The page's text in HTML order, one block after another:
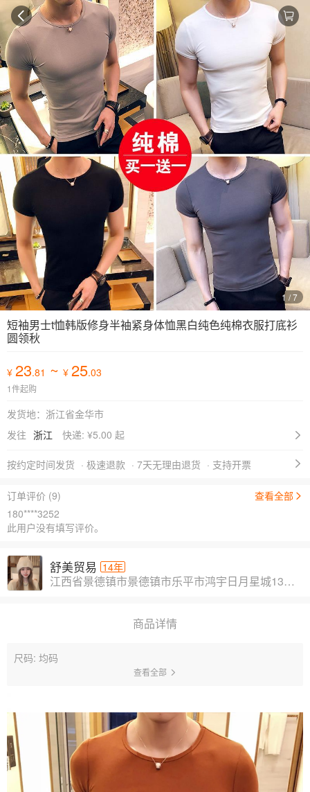
1 / 7
短袖男士t恤韩版修身半袖紧身体恤黑白纯色纯棉衣服打底衫
圆领秋
¥ 23.81 ~ ¥ 25.03
1件起购
发货地：浙江省金华市
发往 浙江 快递: ¥5.00 起
按约定时间发货 · 极速退款 · 7天无理由退货 · 支持开票
订单评价 (9)
查看全部
180****3252
此用户没有填写评价。
舒美贸易 14年
江西省景德镇市景德镇市乐平市鸿宇日月星城13幢1-903
商品详情
尺码: 均码
查看全部